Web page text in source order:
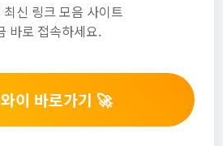
신 링크 모음 사이트
바로 접속하세요.
이 바로가기 🚀